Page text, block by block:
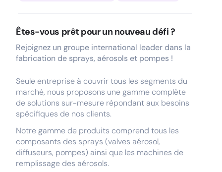
Êtes-vous prêt pour un nouveau défi ?
Rejoignez un groupe international leader dans la
fabrication de sprays, aérosols et pompes !
Seule entreprise à couvrir tous les segments du
marché, nous proposons une gamme complète
de solutions sur-mesure répondant aux besoins
spécifiques de nos clients.
Notre gamme de produits comprend tous les
composants des sprays (valves aérosol,
diffuseurs, pompes) ainsi que les machines de
remplissage des aérosols.